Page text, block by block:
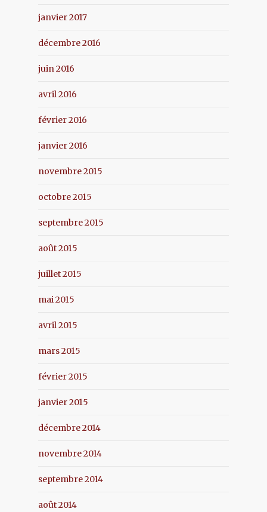
janvier 2017
décembre 2016
juin 2016
avril 2016
février 2016
janvier 2016
novembre 2015
octobre 2015
septembre 2015
août 2015
juillet 2015
mai 2015
avril 2015
mars 2015
février 2015
janvier 2015
décembre 2014
novembre 2014
septembre 2014
août 2014